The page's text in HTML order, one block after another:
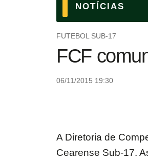
NOTÍCIAS
FUTEBOL SUB-17
FCF
06/11/2015 19:30
A Diretoria de
Cearense Sub-17.